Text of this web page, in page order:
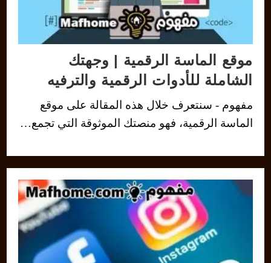
موقع الماسة الرقمية | وجهتك
الشاملة للأدوات الرقمية والترفيه
مفهوم - سنتعرف خلال هذه المقالة على موقع
الماسة الرقمية، فهو منصتك الموثوقة التي تجمع…